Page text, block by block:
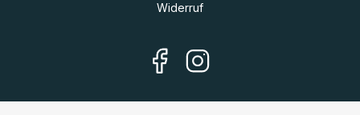
Widerruf